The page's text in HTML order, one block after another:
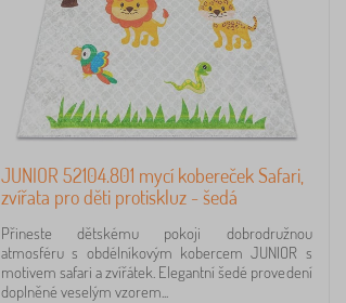
JUNIOR 52104.801 mycí kobereček Safari,
zvířata pro děti protiskluz - šedá
Přineste dětskému pokoji dobrodružnou
atmosféru s obdélníkovým kobercem JUNIOR s
motivem safari a zvířátek. Elegantní šedé provedení
doplněné veselým vzorem...